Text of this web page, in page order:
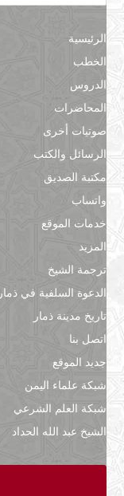
الرئيسية
الخطب
الدروس
المحاضرات
صوتيات أخرى
الرسائل والكتب
مكتبة الصديق
واتساب
خدمات الموقع
المزيد
ترجمة الشيخ
الدعوة السلفية في ذمار
تاريخ مدينة ذمار
اتصل بنا
جديد الموقع
شبكة علماء اليمن
شبكة العلم الشرعي
الشيخ عبد الله الحداد